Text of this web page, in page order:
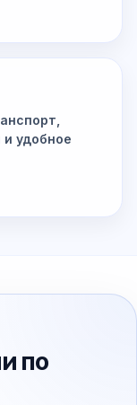
удобное
по